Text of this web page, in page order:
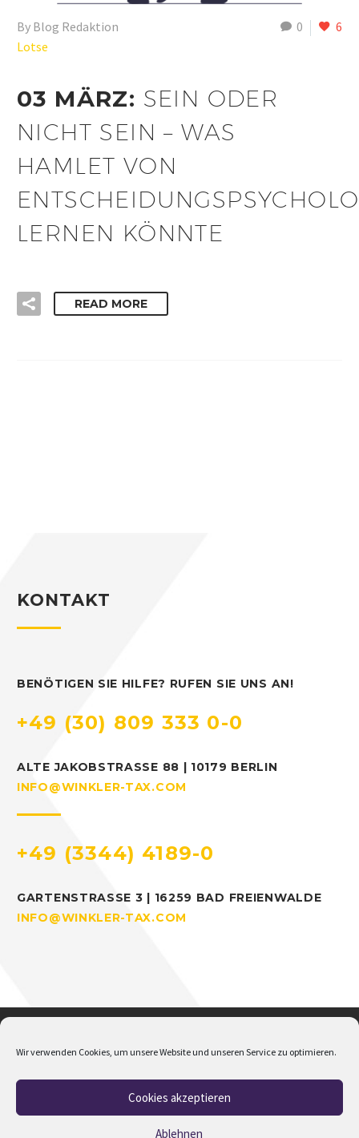
Wir verwenden Cookies, um unsere Website und unseren Service zu optimieren.
Cookies akzeptieren
Ablehnen
0 6
By Blog Redaktion
Lotse
03 MÄRZ: SEIN ODER
NICHT SEIN – WAS
HAMLET VON
LERNEN KÖNNTE
READ MORE
KONTAKT
BENÖTIGEN SIE HILFE? RUFEN SIE UNS AN!
+49 (30) 809 333 0-0
ALTE JAKOBSTRASSE 88 | 10179 BERLIN
INFO@WINKLER-TAX.COM
+49 (3344) 4189-0
GARTENSTRASSE 3 | 16259 BAD FREIENWALDE
INFO@WINKLER-TAX.COM
Datenschutz